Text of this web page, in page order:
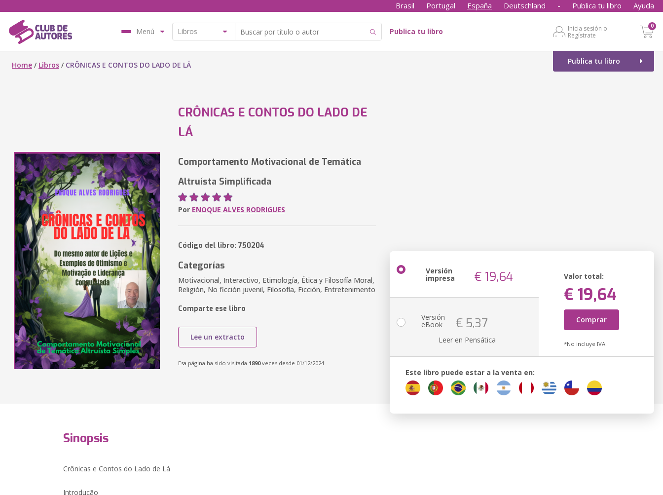
Brasil Portugal España Deutschland - Publica tu libro Ayuda
Menú Publica tu libro
Inicia sesión o
Regístrate
0
Publica tu libro
Home / Libros / CRÔNICAS E CONTOS DO LADO DE LÁ
CRÔNICAS E CONTOS DO LADO DE
LÁ
Comportamento Motivacional de Temática
Altruísta Simplificada
Por ENOQUE ALVES RODRIGUES
Código del libro: 750204
Categorías
Motivacional, Interactivo, Etimología, Ética y Filosofía Moral,
Religión, No ficción juvenil, Filosofía, Ficción, Entretenimento
Comparte ese libro
Lee un extracto
Esa página ha sido visitada 1890veces desde 01/12/2024
Versión
impresa € 19,64 Valor total:
€ 19,64
Comprar
*No incluye IVA.
Versión
eBook € 5,37
Leer en Pensática
Este libro puede estar a la venta en:
Sinopsis
Crônicas e Contos do Lado de Lá
Introdução